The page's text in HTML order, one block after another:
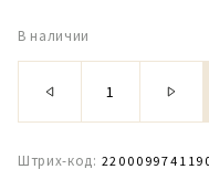
В наличии
Штрих-код: